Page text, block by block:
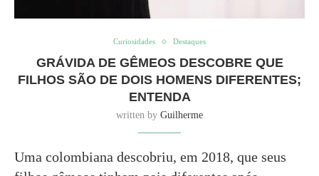
Curiosidades Destaques
GRÁVIDA DE GÊMEOS DESCOBRE QUE
FILHOS SÃO DE DOIS HOMENS DIFERENTES;
ENTENDA
written by Guilherme
Uma colombiana descobriu, em 2018, que seus